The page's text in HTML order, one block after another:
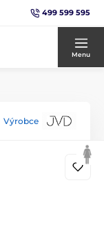
499 599 595
Menu
Výrobce